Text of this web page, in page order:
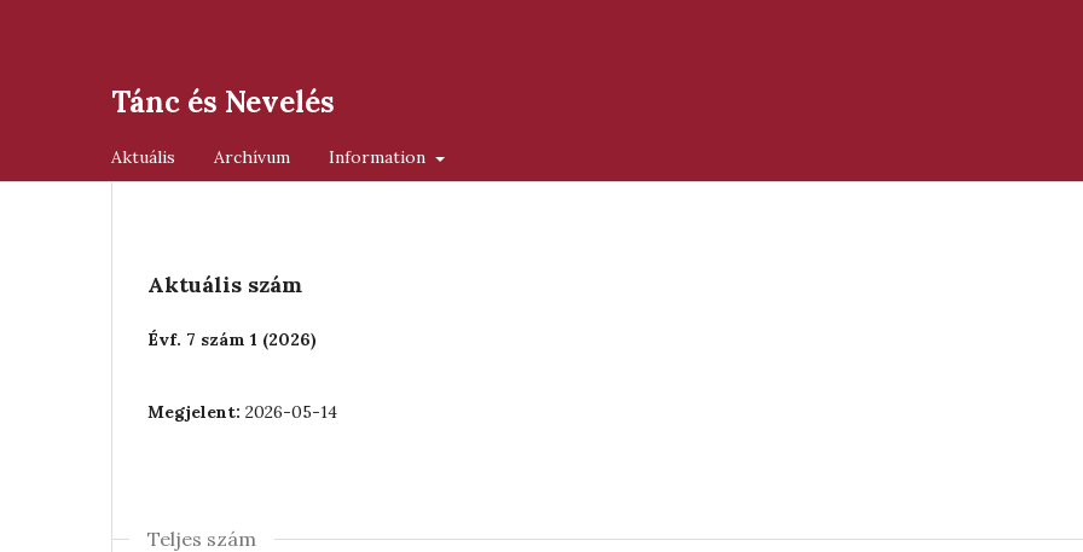
Tánc és Nevelés
Aktuális Archívum Information
Aktuális szám
Évf. 7 szám 1 (2026)
Megjelent: 2026-05-14
Teljes szám